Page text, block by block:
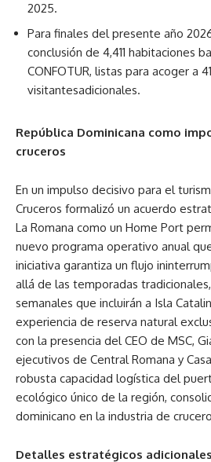
2025.
Para finales del presente año
conclusión de 4,411 habitaciones
CONFOTUR, listas para acoger a
visitantesadicionales.
República Dominicana como
cruceros
En un impulso decisivo para el
Cruceros formalizó un acuerdo
La Romana como un Home Port
nuevo programa operativo anual
iniciativa garantiza un flujo
allá de las temporadas
semanales que incluirán a Isla
experiencia de reserva natural
con la presencia del CEO de MSC,
ejecutivos de Central Romana y
robusta capacidad logística del
ecológico único de la región,
dominicano en la industria de
Detalles estratégicos adicionales